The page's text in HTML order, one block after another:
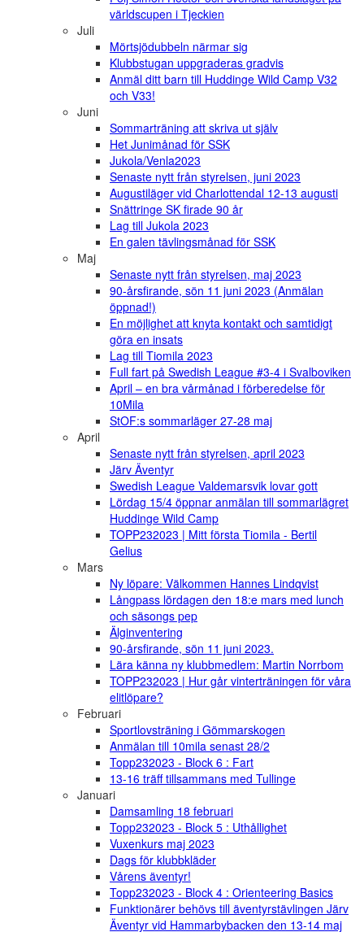
världscupen i Tjeckien
Juli
Mörtsjödubbeln närmar sig
Klubbstugan uppgraderas gradvis
Anmäl ditt barn till Huddinge Wild Camp V32
och V33!
Juni
Sommarträning att skriva ut själv
Het Junimånad för SSK
Jukola/Venla2023
Senaste nytt från styrelsen, juni 2023
Augustiläger vid Charlottendal 12-13 augusti
Snättringe SK firade 90 år
Lag till Jukola 2023
En galen tävlingsmånad för SSK
Maj
Senaste nytt från styrelsen, maj 2023
90-årsfirande, sön 11 juni 2023 (Anmälan
öppnad!)
En möjlighet att knyta kontakt och samtidigt
göra en insats
Lag till Tiomila 2023
Full fart på Swedish League #3-4 i Svalboviken
April – en bra vårmånad i förberedelse för
10Mila
StOF:s sommarläger 27-28 maj
April
Senaste nytt från styrelsen, april 2023
Järv Äventyr
Swedish League Valdemarsvik lovar gott
Lördag 15/4 öppnar anmälan till sommarlägret
Huddinge Wild Camp
TOPP232023 | Mitt första Tiomila - Bertil
Gelius
Mars
Ny löpare: Välkommen Hannes Lindqvist
Långpass lördagen den 18:e mars med lunch
och säsongs pep
Älginventering
90-årsfirande, sön 11 juni 2023.
Lära känna ny klubbmedlem: Martin Norrbom
TOPP232023 | Hur går vinterträningen för våra
elitlöpare?
Februari
Sportlovsträning i Gömmarskogen
Anmälan till 10mila senast 28/2
Topp232023 - Block 6 : Fart
13-16 träff tillsammans med Tullinge
Januari
Damsamling 18 februari
Topp232023 - Block 5 : Uthållighet
Vuxenkurs maj 2023
Dags för klubbkläder
Vårens äventyr!
Topp232023 - Block 4 : Orienteering Basics
Funktionärer behövs till äventyrstävlingen Järv
Äventyr vid Hammarbybacken den 13-14 maj